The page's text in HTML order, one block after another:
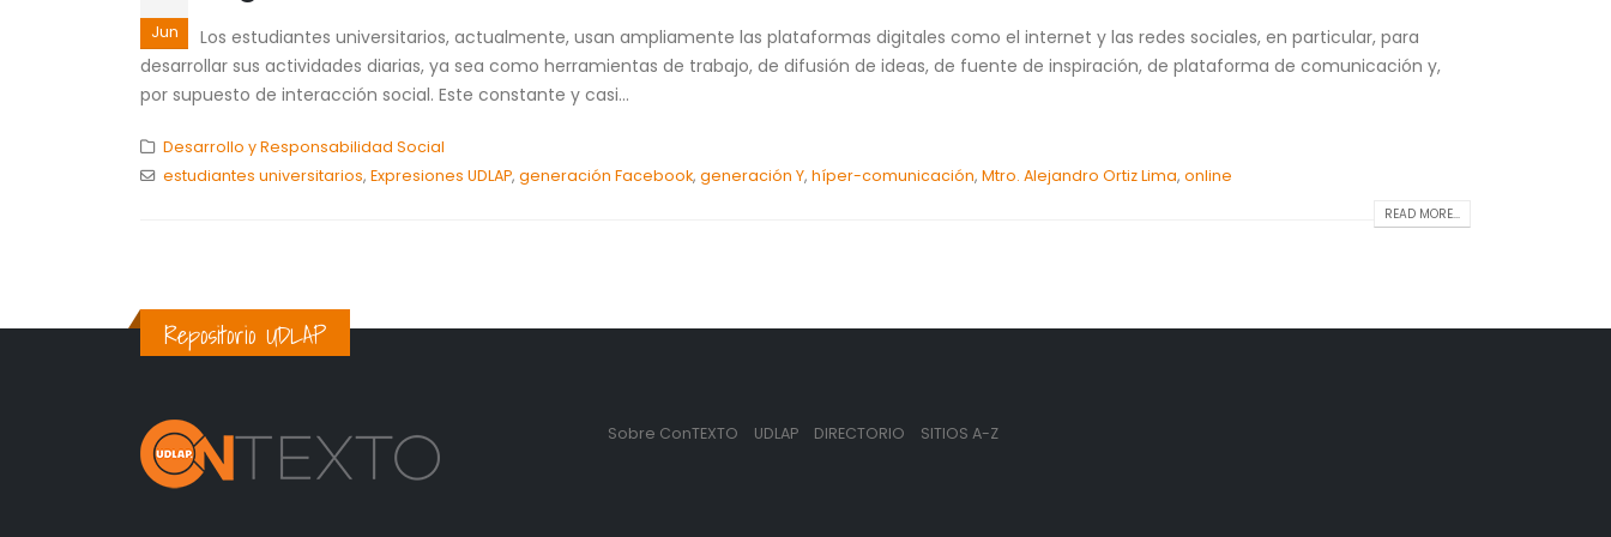
Jun
Los estudiantes universitarios, actualmente, usan ampliamente las plataformas digitales como el internet y las redes sociales, en particular, para
desarrollar sus actividades diarias, ya sea como herramientas de trabajo, de difusión de ideas, de fuente de inspiración, de plataforma de comunicación y,
por supuesto de interacción social. Este constante y casi...
Desarrollo y Responsabilidad Social
estudiantes universitarios, Expresiones UDLAP, generación Facebook, generación Y, híper-comunicación, Mtro. Alejandro Ortiz Lima, online
READ MORE...
Repositorio UDLAP
Sobre ConTEXTO UDLAP DIRECTORIO SITIOS A-Z